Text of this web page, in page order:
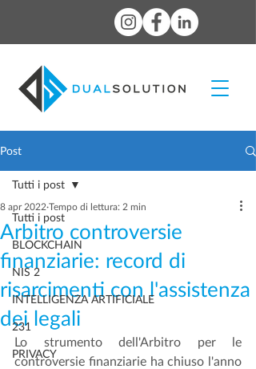
Post
Tutti i post
BLOCKCHAIN
NIS 2
INTELLIGENZA ARTIFICIALE
231
PRIVACY
Tutti i post
Arbitro controversie
finanziarie: record di
risarcimenti con l'assistenza
dei legali
8 apr 2022 Tempo di lettura: 2 min
Lo strumento dell'Arbitro per le
controversie finanziarie ha chiuso l'anno